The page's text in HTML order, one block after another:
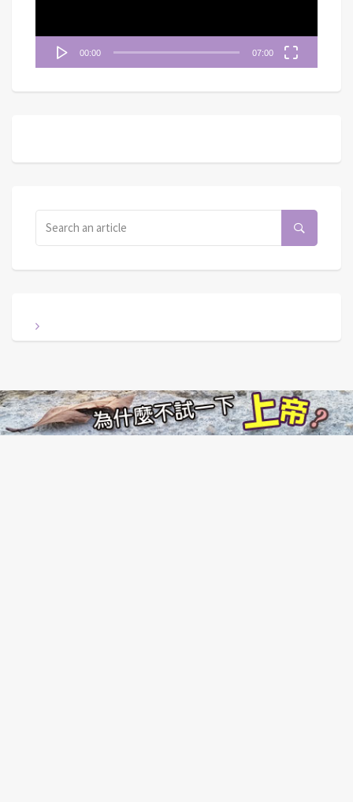
00:00 07:00